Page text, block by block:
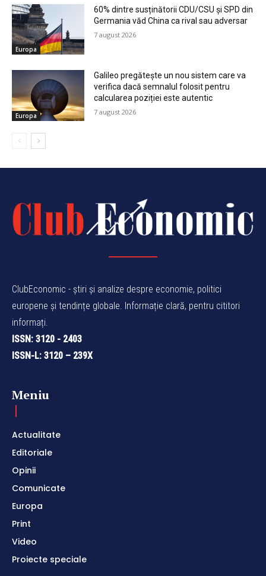
Europa
60% dintre susținătorii CDU/CSU și SPD din
Germania văd China ca rival sau adversar
7 august 2026
Europa
Galileo pregătește un nou sistem care va
verifica dacă semnalul folosit pentru
calcularea poziției este autentic
7 august 2026
ClubEconomic - știri și analize despre economie, politici
europene și tendințe globale. Informație clară, pentru cititori
informați.
ISSN: 3120 - 2403
ISSN-L: 3120 – 239X
Meniu
Actualitate
Editoriale
Opinii
Comunicate
Europa
Print
Video
Proiecte speciale